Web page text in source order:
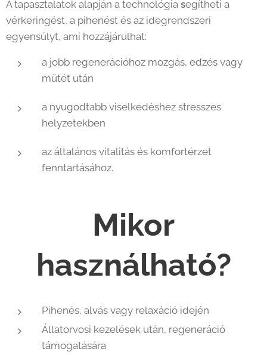
A tapasztalatok alapján a technológia segítheti a
vérkeringést, a pihenést és az idegrendszeri
egyensúlyt, ami hozzájárulhat:
a jobb regenerációhoz mozgás, edzés vagy
műtét után
a nyugodtabb viselkedéshez stresszes
helyzetekben
az általános vitalitás és komfortérzet
fenntartásához.
Mikor
használható?
Pihenés, alvás vagy relaxáció idején
Állatorvosi kezelések után, regeneráció
támogatására